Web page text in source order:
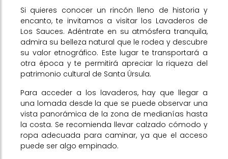
Si quieres conocer un rincón lleno de historia y
encanto, te invitamos a visitar los Lavaderos de
Los Sauces. Adéntrate en su atmósfera tranquila,
admira su belleza natural que le rodea y descubre
su valor etnográfico. Este lugar te transportará a
otra época y te permitirá apreciar la riqueza del
patrimonio cultural de Santa Úrsula.
Para acceder a los lavaderos, hay que llegar a
una lomada desde la que se puede observar una
vista panorámica de la zona de medianías hasta
la costa. Se recomienda llevar calzado cómodo y
ropa adecuada para caminar, ya que el acceso
puede ser algo empinado.